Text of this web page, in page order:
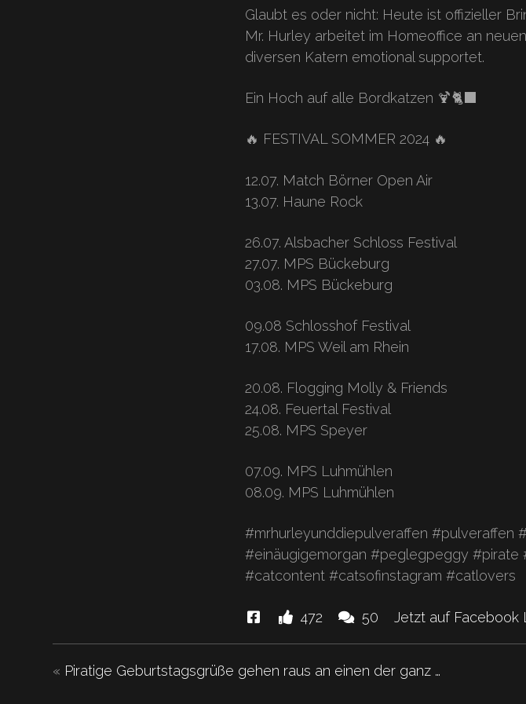
Glaubt es oder nicht: Heute ist offizieller
Mr. Hurley arbeitet im Homeoffice an
diversen Katern emotional supportet.
Ein Hoch auf alle Bordkatzen 🍹🐈‍⬛
🔥 FESTIVAL SOMMER 2024 🔥
12.07. Match Börner Open Air
13.07. Haune Rock
26.07. Alsbacher Schloss Festival
27.07. MPS Bückeburg
03.08. MPS Bückeburg
09.08 Schlosshof Festival
17.08. MPS Weil am Rhein
20.08. Flogging Molly & Friends
24.08. Feuertal Festival
25.08. MPS Speyer
07.09. MPS Luhmühlen
08.09. MPS Luhmühlen
#mrhurleyunddiepulveraffen #pulveraffen
#einäugigemorgan #peglegpeggy
#catcontent #catsofinstagram #catlovers
Diese
es
472
Likes50 Kommentare.
Jetzt auf Facebook
« Piratige Geburtstagsgrüße gehen raus an einen der ganz …